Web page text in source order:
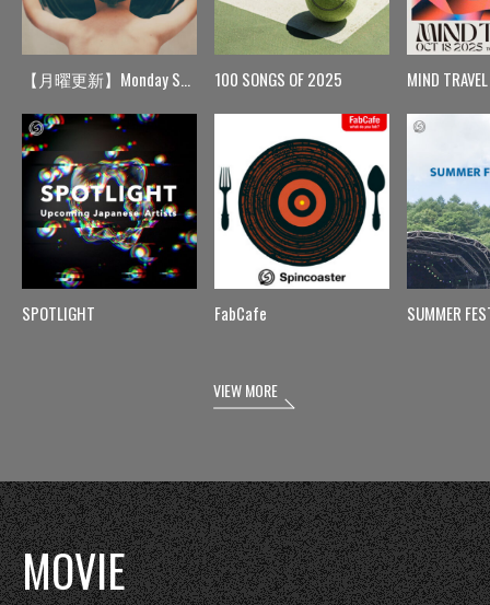
【月曜更新】Monday Spin
SPOTLIGHT
100 SONGS OF 2025
FabCafe
MIND TRAVEL
SUMMER
VIEW MORE
MOVIE